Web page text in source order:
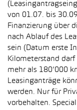
von 01.07. bis
Finanzierung über
nach Ablauf des
sein (Datum erste
Kilometerstand
mehr als 180’000
Leasinganträge
werden. Nur für
vorbehalten.